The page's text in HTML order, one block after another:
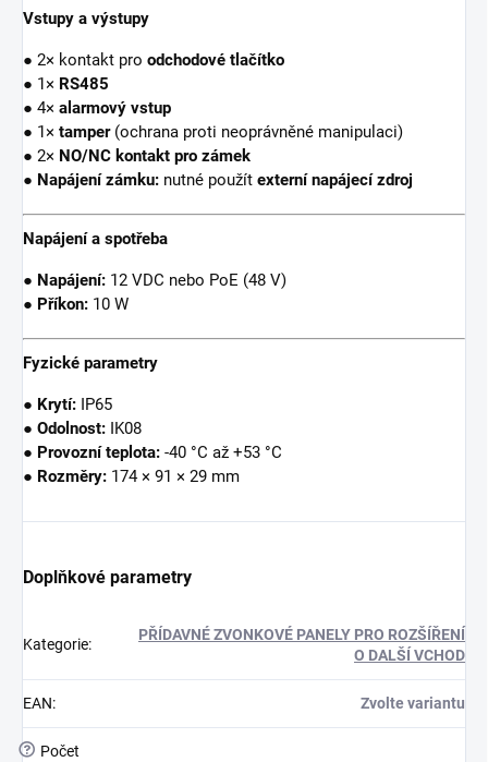
Vstupy a výstupy
● 2× kontakt pro odchodové tlačítko
● 1× RS485
● 4× alarmový vstup
● 1× tamper(ochrana proti neoprávněné manipulaci)
● 2× NO/NC kontakt pro zámek
● Napájení zámku: nutné použít externí napájecí zdroj
Napájení a spotřeba
● Napájení: 12 VDC nebo PoE (48 V)
● Příkon: 10 W
Fyzické parametry
● Krytí: IP65
● Odolnost: IK08
● Provozní teplota: -40 °C až +53 °C
● Rozměry: 174 × 91 × 29 mm
Doplňkové parametry
Kategorie:
PŘÍDAVNÉ ZVONKOVÉ PANELY PRO ROZŠÍŘENÍ
O DALŠÍ VCHOD
EAN: Zvolte variantu
?
Počet